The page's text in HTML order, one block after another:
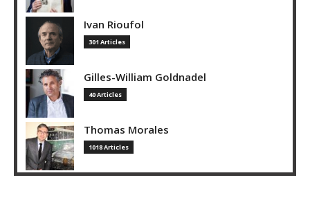
Ivan Rioufol
301 Articles
Gilles-William Goldnadel
40 Articles
Thomas Morales
1018 Articles